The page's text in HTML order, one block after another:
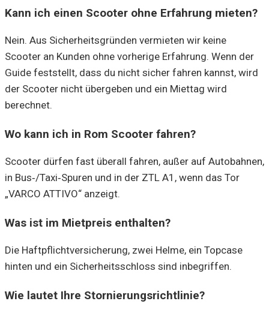
Kann ich einen Scooter ohne Erfahrung mieten?
Nein. Aus Sicherheitsgründen vermieten wir keine
Scooter an Kunden ohne vorherige Erfahrung. Wenn der
Guide feststellt, dass du nicht sicher fahren kannst, wird
der Scooter nicht übergeben und ein Miettag wird
berechnet.
Wo kann ich in Rom Scooter fahren?
Scooter dürfen fast überall fahren, außer auf Autobahnen,
in Bus‑/Taxi‑Spuren und in der ZTL A1, wenn das Tor
„VARCO ATTIVO“ anzeigt.
Was ist im Mietpreis enthalten?
Die Haftpflichtversicherung, zwei Helme, ein Topcase
hinten und ein Sicherheitsschloss sind inbegriffen.
Wie lautet Ihre Stornierungsrichtlinie?